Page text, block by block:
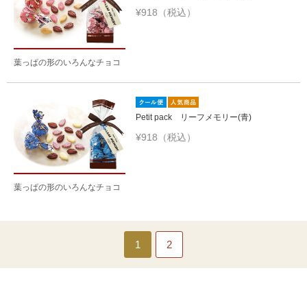
¥918（税込）
葉っぱの形のいろんなチョコ
Petit pack リーフメモリー(青)
¥918（税込）
葉っぱの形のいろんなチョコ
1 2